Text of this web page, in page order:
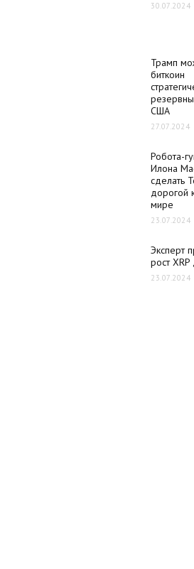
30.07.2024
Трамп
биткоин
США
27.07.2024
Робота-
Илона
сделать
дорогой
мире
23.07.2024
Эксперт
рост
23.07.2024